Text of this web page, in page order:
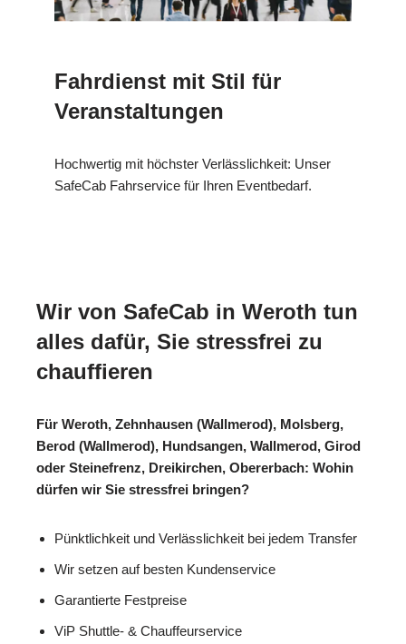
Fahrdienst mit Stil für
Veranstaltungen
Hochwertig mit höchster Verlässlichkeit: Unser
SafeCab Fahrservice für Ihren Eventbedarf.
Wir von SafeCab in Weroth tun
alles dafür, Sie stressfrei zu
chauffieren
Für Weroth, Zehnhausen (Wallmerod), Molsberg,
Berod (Wallmerod), Hundsangen, Wallmerod, Girod
oder Steinefrenz, Dreikirchen, Obererbach: Wohin
dürfen wir Sie stressfrei bringen?
Pünktlichkeit und Verlässlichkeit bei jedem Transfer
Wir setzen auf besten Kundenservice
Garantierte Festpreise
ViP Shuttle- & Chauffeurservice